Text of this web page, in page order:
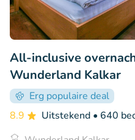
All-inclusive
Wunderland Kalkar
Erg populaire deal
8.9
Uitstekend • 640